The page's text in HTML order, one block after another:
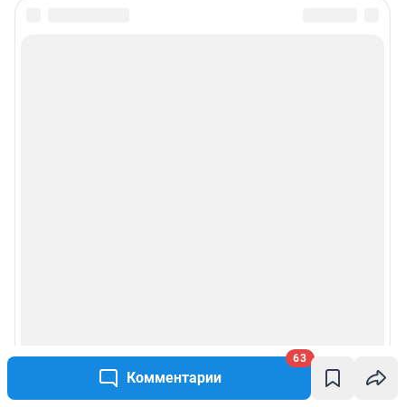
Комментарии
63